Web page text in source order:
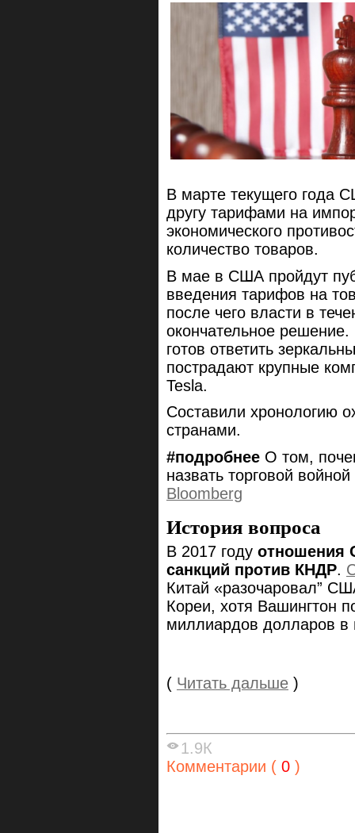
В марте текущего года
другу тарифами на
экономического
количество товаров.
В мае в США пройдут
введения тарифов на
после чего власти в
окончательное
готов ответить
пострадают крупные
Tesla.
Составили хронологию
странами.
#подробнее О том,
назвать торговой
Bloomberg
История вопроса
В 2017 году отношения
санкций против КНДР.
Китай «разочаровал”
Кореи, хотя Вашингтон
миллиардов долларов в
( Читать дальше )
1.9К
Комментарии ( 0 )